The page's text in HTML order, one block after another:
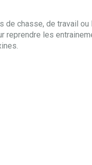
de chasse, de travail ou
reprendre les